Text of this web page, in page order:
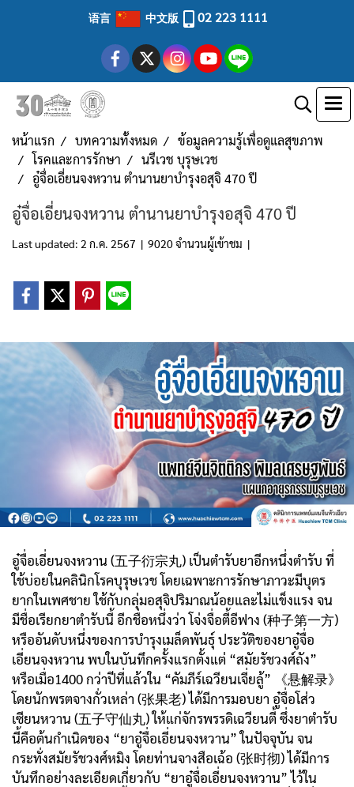
语言 中文版 02 223 1111
หน้าแรก บทความทั้งหมด
ข้อมูลความรู้เพื่อดูแลสุขภาพ
โรคและการรักษา
นรีเวช บุรุษเวช
อู๋จื่อเอี่ยนจงหวาน ตำนานยาบำรุงอสุจิ 470 ปี
อู๋จื่อเอี่ยนจงหวาน ตำนานยาบำรุงอสุจิ 470 ปี
Last updated: 2 ก.ค. 2567 | 9020 จำนวนผู้เข้าชม |
อู๋จื่อเอี่ยนจงหวาน (五子衍宗丸) เป็นตำรับยาอีกหนึ่งตำรับ ที่
ใช้บ่อยในคลินิกโรคบุรุษเวช โดยเฉพาะการรักษาภาวะมีบุตร
ยากในเพศชาย ใช้กับกลุ่มอสุจิปริมาณน้อยและไม่แข็งแรง จน
มีชื่อเรียกยาตำรับนี้ อีกชื่อหนึ่งว่า โจ่งจื่อตี้อีฟาง (种子第一方)
หรืออันดับหนึ่งของการบำรุงเมล็ดพันธุ์ ประวัติของยาอู๋จื่อ
เอี่ยนจงหวาน พบในบันทึกครั้งแรกตั้งแต่ “สมัยรัชวงศ์ถัง”
หรือเมื่อ1400 กว่าปีที่แล้วใน “คัมภีร์เฉวียนเจี่ยลู้” 《悬解录》
โดยนักพรตจางกั่วเหล่า (张果老) ได้มีการมอบยา อู๋จื่อโส่ว
เซียนหวาน (五子守仙丸) ให้แก่จักรพรรดิเฉวียนตี้ ซึ่งยาตำรับ
นี้คือต้นกำเนิดของ “ยาอู๋จื่อเอี่ยนจงหวาน” ในปัจจุบัน จน
กระทั่งสมัยรัชวงศ์หมิง โดยท่านจางสือเฉ้อ (张时彻) ได้มีการ
บันทึกอย่างละเอียดเกี่ยวกับ “ยาอู๋จื่อเอี่ยนจงหวาน” ไว้ใน